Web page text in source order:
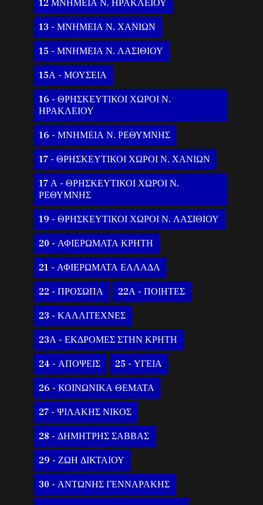
12 ΜΝΗΜΕΙΑ Ν. ΗΡΑΚΛΕΙΟΥ
13 - ΜΝΗΜΕΙΑ Ν. ΧΑΝΙΩΝ
15 - ΜΝΗΜΕΙΑ Ν. ΛΑΣΙΘΙΟΥ
15Α - ΜΟΥΣΕΙΑ
16 - ΘΡΗΣΚΕΥΤΙΚΟΙ ΧΩΡΟΙ Ν.
ΗΡΑΚΛΕΙΟΥ
16 - ΜΝΗΜΕΙΑ Ν. ΡΕΘΥΜΝΗΣ
17 - ΘΡΗΣΚΕΥΤΙΚΟΙ ΧΩΡΟΙ Ν. ΧΑΝΙΩΝ
17 Α - ΘΡΗΣΚΕΥΤΙΚΟΙ ΧΩΡΟΙ Ν.
ΡΕΘΥΜΝΗΣ
19 - ΘΡΗΣΚΕΥΤΙΚΟΙ ΧΩΡΟΙ Ν. ΛΑΣΙΘΙΟΥ
20 - ΑΦΙΕΡΩΜΑΤΑ ΚΡΗΤΗ
21 - ΑΦΙΕΡΩΜΑΤΑ ΕΛΛΑΔΑ
22 - ΠΡΟΣΩΠΑ 22Α - ΠΟΙΗΤΕΣ
23 - ΚΑΛΛΙΤΕΧΝΕΣ
23Α - ΕΚΔΡΟΜΕΣ ΣΤΗΝ ΚΡΗΤΗ
24 - ΑΠΟΨΕΙΣ 25 - ΥΓΕΙΑ
26 - ΚΟΙΝΩΝΙΚΑ ΘΕΜΑΤΑ
27 - ΨΙΛΑΚΗΣ ΝΙΚΟΣ
28 - ΔΗΜΗΤΡΗΣ ΣΑΒΒΑΣ
29 - ΖΩΗ ΔΙΚΤΑΙΟΥ
30 - ΑΝΤΩΝΗΣ ΓΕΝΝΑΡΑΚΗΣ